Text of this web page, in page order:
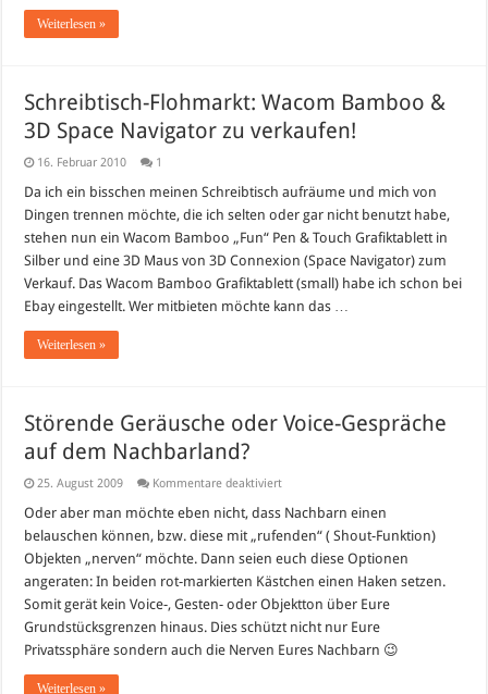
Weiterlesen »
Schreibtisch-Flohmarkt: Wacom Bamboo &
3D Space Navigator zu verkaufen!
16. Februar 2010 1
Da ich ein bisschen meinen Schreibtisch aufräume und mich von
Dingen trennen möchte, die ich selten oder gar nicht benutzt habe,
stehen nun ein Wacom Bamboo „Fun“ Pen & Touch Grafiktablett in
Silber und eine 3D Maus von 3D Connexion (Space Navigator) zum
Verkauf. Das Wacom Bamboo Grafiktablett (small) habe ich schon bei
Ebay eingestellt. Wer mitbieten möchte kann das …
Weiterlesen »
Störende Geräusche oder Voice-Gespräche
auf dem Nachbarland?
25. August 2009 Kommentare deaktiviertfür
Geräusche
Voice-
Gespräche
auf
dem
Oder aber man möchte eben nicht, dass Nachbarn einen
belauschen können, bzw. diese mit „rufenden“ ( Shout-Funktion)
Objekten „nerven“ möchte. Dann seien euch diese Optionen
angeraten: In beiden rot-markierten Kästchen einen Haken setzen.
Somit gerät kein Voice-, Gesten- oder Objektton über Eure
Grundstücksgrenzen hinaus. Dies schützt nicht nur Eure
Privatssphäre sondern auch die Nerven Eures Nachbarn 😉
Weiterlesen »